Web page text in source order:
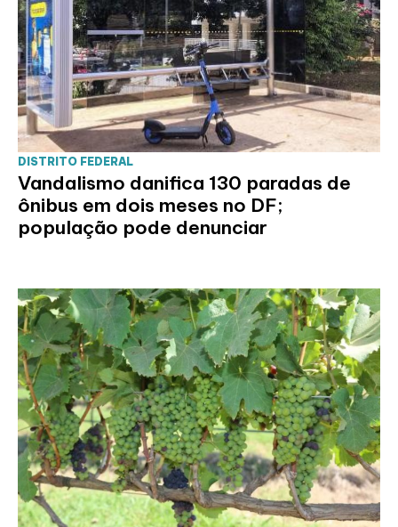
DISTRITO FEDERAL
Vandalismo danifica 130 paradas de
ônibus em dois meses no DF;
população pode denunciar